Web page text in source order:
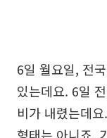
6일 월요일, 전
있는데요. 6일
비가 내렸는데